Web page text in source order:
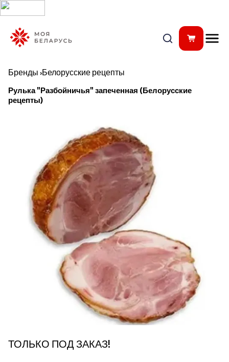
Бренды ›Белорусские рецепты
Рулька "Разбойничья" запеченная (Белорусские
рецепты)
ТОЛЬКО ПОД ЗАКАЗ!